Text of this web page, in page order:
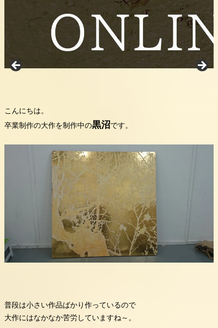
こんにちは。
卒業制作の大作を制作中の黒沼です。
普段は小さい作品ばかり作っているので
大作にはなかなか苦労していますね～。